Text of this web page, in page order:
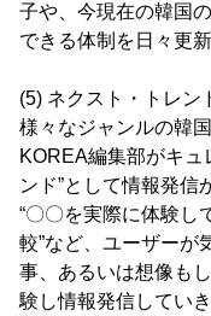
子や、今現在の韓国
できる体制を日々更
(5) ネクスト・トレン
様々なジャンルの韓
KOREA編集部がキュ
ンド”として情報発信
“〇〇を実際に体験し
較”など、ユーザーが
事、あるいは想像も
験し情報発信していき